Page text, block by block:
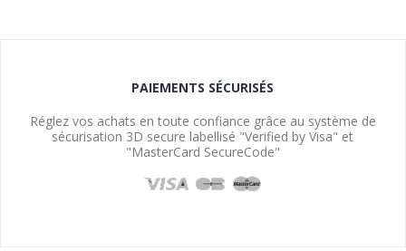
PAIEMENTS SÉCURISÉS
Réglez vos achats en toute confiance grâce au système de
sécurisation 3D secure labellisé "Verified by Visa" et
"MasterCard SecureCode"